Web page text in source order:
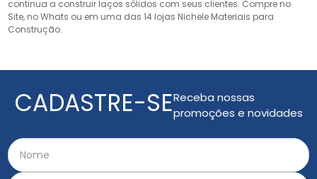
continua a construir laços sólidos com seus clientes. Compre no
Site, no Whats ou em uma das 14 lojas Nichele Materiais para
Construção.
CADASTRE-SEReceba nossas
promoções e novidades